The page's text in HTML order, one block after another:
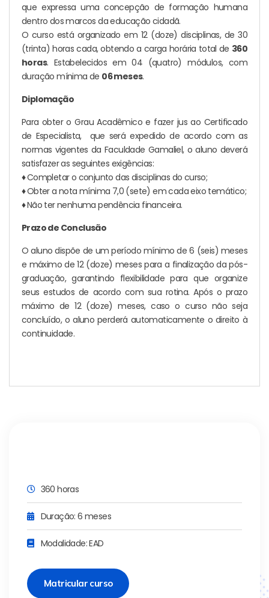
360 horas
Duração: 6 meses
Modalidade: EAD
Matricular curso
que expressa uma concepção de formação humana
dentro dos marcos da educação cidadã.
O curso está organizado em 12 (doze) disciplinas, de 30
(trinta) horas cada, obtendo a carga horária total de 360
horas. Estabelecidos em 04 (quatro) módulos, com
duração mínima de 06 meses.
Diplomação
Para obter o Grau Acadêmico e fazer jus ao Certificado
de Especialista, que será expedido de acordo com as
normas vigentes da Faculdade Gamaliel, o aluno deverá
satisfazer as seguintes exigências:
♦Completar o conjunto das disciplinas do curso;
♦Obter a nota mínima 7,0 (sete) em cada eixo temático;
♦Não ter nenhuma pendência financeira.
Prazo de Conclusão
O aluno dispõe de um período mínimo de 6 (seis) meses
e máximo de 12 (doze) meses para a finalização da pós-
graduação, garantindo flexibilidade para que organize
seus estudos de acordo com sua rotina. Após o prazo
máximo de 12 (doze) meses, caso o curso não seja
concluído, o aluno perderá automaticamente o direito à
continuidade.